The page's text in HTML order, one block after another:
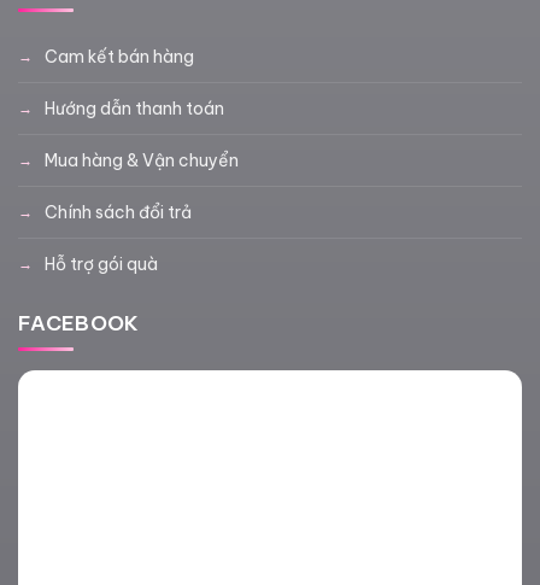
Cam kết bán hàng
Hướng dẫn thanh toán
Mua hàng & Vận chuyển
Chính sách đổi trả
Hỗ trợ gói quà
FACEBOOK